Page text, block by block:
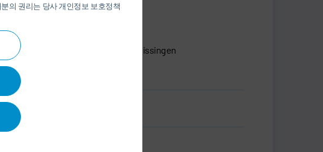
의 권리는 당사 개인정보 보호정책
74321 Bietigheim-Bissingen